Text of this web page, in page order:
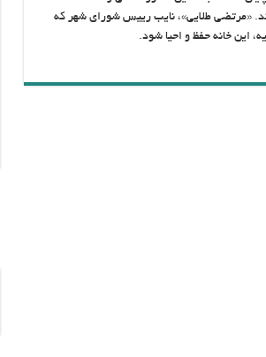
«مرتضی طلایی»، نایب رییس شورای شهر که
این خانه حفظ و احیا شود.